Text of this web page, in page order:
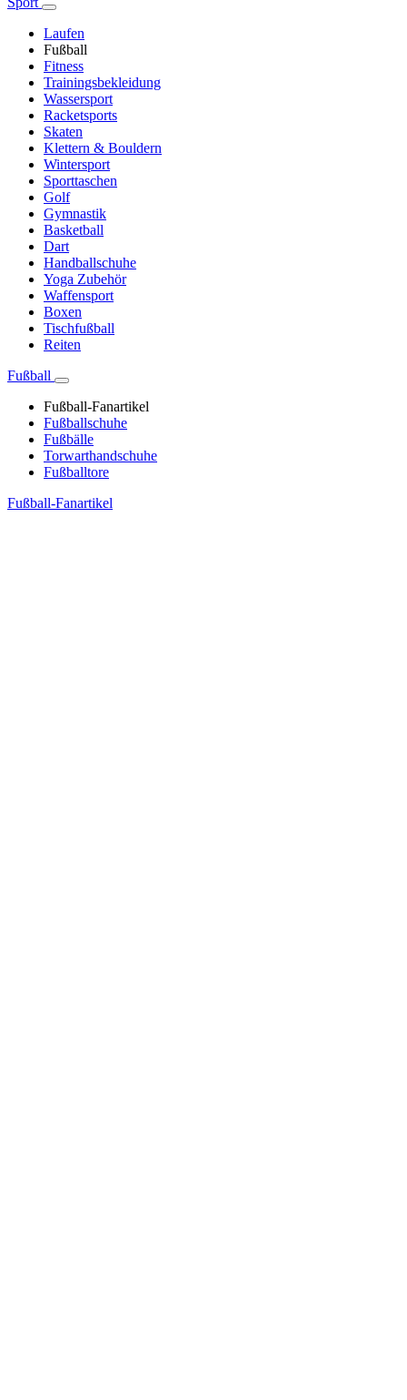
Laufen
Fußball
Fitness
Trainingsbekleidung
Wassersport
Racketsports
Skaten
Klettern & Bouldern
Wintersport
Sporttaschen
Golf
Gymnastik
Basketball
Dart
Handballschuhe
Yoga Zubehör
Waffensport
Boxen
Tischfußball
Reiten
Fußball
Fußball-Fanartikel
Fußballschuhe
Fußbälle
Torwarthandschuhe
Fußballtore
Fußball-Fanartikel